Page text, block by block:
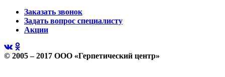
Заказать звонок
Задать вопрос специалисту
Акции
© 2005 – 2017 ООО «Герпетический центр»